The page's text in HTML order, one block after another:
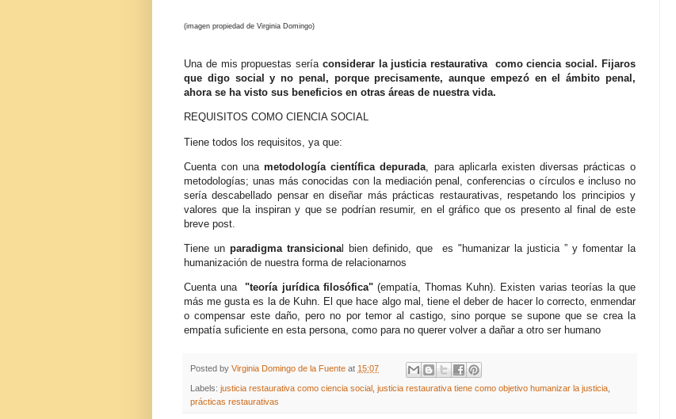
(imagen propiedad de Virginia Domingo)
Una de mis propuestas sería considerar la justicia restaurativa como ciencia social. Fijaros
que digo social y no penal, porque precisamente, aunque empezó en el ámbito penal,
ahora se ha visto sus beneficios en otras áreas de nuestra vida.
REQUISITOS COMO CIENCIA SOCIAL
Tiene todos los requisitos, ya que:
Cuenta con unametodología científica depurada , para aplicarla existen diversas prácticas o
metodologías; unas más conocidas con la mediación penal, conferencias o círculos e incluso no
sería descabellado pensar en diseñar más prácticas restaurativas, respetando los principios y
valores que la inspiran y que se podrían resumir, en el gráfico que os presento al final de este
breve post.
Tiene un paradigma transicional bien definido, que es "humanizar la justicia ” y fomentar la
humanización de nuestra forma de relacionarnos
Cuenta una "teoría jurídica filosófica"(empatía, Thomas Kuhn). Existen varias teorías la que
más me gusta es la de Kuhn. El que hace algo mal, tiene el deber de hacer lo correcto, enmendar
o compensar este daño, pero no por temor al castigo, sino porque se supone que se crea la
empatía suficiente en esta persona, como para no querer volver a dañar a otro ser humano
Posted by Virginia Domingo de la Fuente at 15:07
Labels: justicia restaurativa como ciencia social justicia restaurativa tiene como objetivo humanizar la justicia
prácticas restaurativas